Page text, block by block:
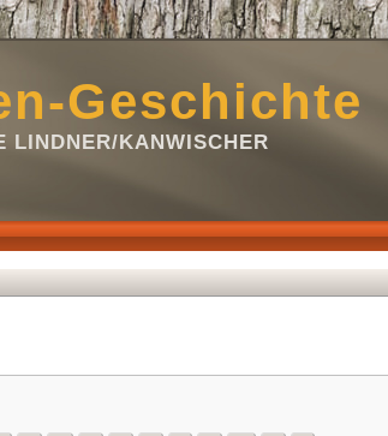
Geschichte
LINDNER/KANWISCHER